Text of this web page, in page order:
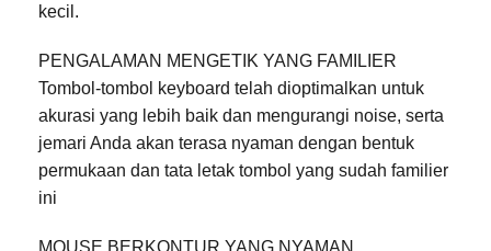
kecil.
PENGALAMAN MENGETIK YANG FAMILIER
Tombol-tombol keyboard telah dioptimalkan untuk
akurasi yang lebih baik dan mengurangi noise, serta
jemari Anda akan terasa nyaman dengan bentuk
permukaan dan tata letak tombol yang sudah familier
ini